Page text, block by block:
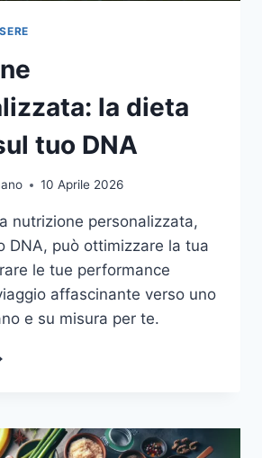
la dieta
tuo DNA
10 Aprile 2026
nutrizione personalizzata,
DNA, può ottimizzare la tua
le tue performance
affascinante verso uno
e su misura per te.